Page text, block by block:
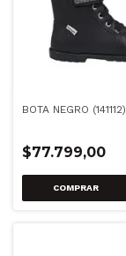
BOTA NEGRO (141112)
$77.799,00
COMPRAR